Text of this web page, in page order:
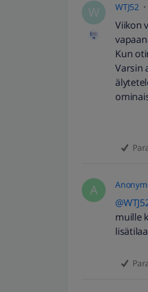
W WTJ52
Viikon
Kun
Varsin
A
muille
lisätilaa